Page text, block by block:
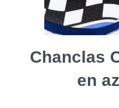
Chanclas
en